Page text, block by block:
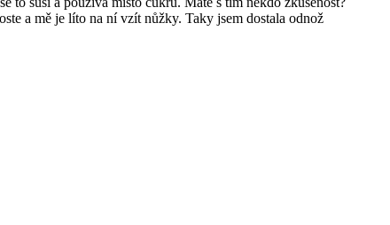
a mě je líto na ní vzít nůžky. Taky jsem dostala odnož